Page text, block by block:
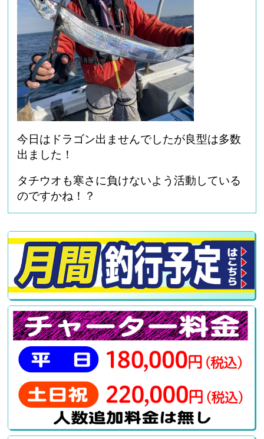
今日はドラゴン出ませんでしたが良型は多数
出ました！
タチウオも寒さに負けないよう活動している
のですかね！？